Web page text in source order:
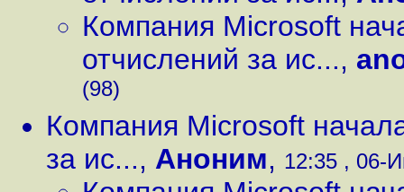
Компания Microsoft
отчислений за ис...,
(98)
Компания Microsoft
за ис..., Аноним, 12:35 , 06-